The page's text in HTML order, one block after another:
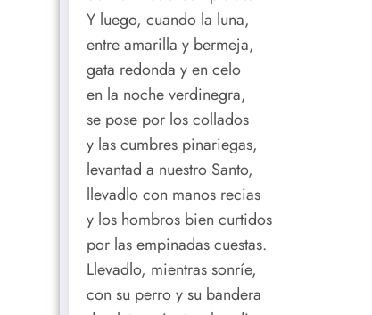
Y luego, cuando la luna,
entre amarilla y bermeja,
gata redonda y en celo
en la noche verdinegra,
se pose por los collados
y las cumbres pinariegas,
levantad a nuestro Santo,
llevadlo con manos recias
y los hombros bien curtidos
por las empinadas cuestas.
Llevadlo, mientras sonríe,
con su perro y su bandera